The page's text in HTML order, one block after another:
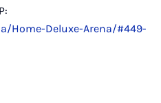
Home-Deluxe-Arena/#449-